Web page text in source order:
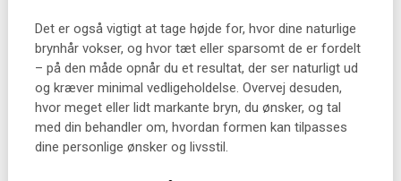
Det er også vigtigt at tage højde for, hvor dine naturlige
brynhår vokser, og hvor tæt eller sparsomt de er fordelt
– på den måde opnår du et resultat, der ser naturligt ud
og kræver minimal vedligeholdelse. Overvej desuden,
hvor meget eller lidt markante bryn, du ønsker, og tal
med din behandler om, hvordan formen kan tilpasses
dine personlige ønsker og livsstil.